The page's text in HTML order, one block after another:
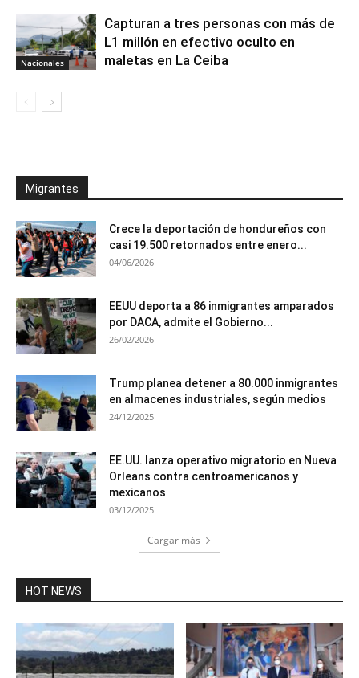
Nacionales
Capturan a tres personas con más de
L1 millón en efectivo oculto en
maletas en La Ceiba
Migrantes
Crece la deportación de hondureños con
casi 19.500 retornados entre enero...
04/06/2026
EEUU deporta a 86 inmigrantes amparados
por DACA, admite el Gobierno...
26/02/2026
Trump planea detener a 80.000 inmigrantes
en almacenes industriales, según medios
24/12/2025
EE.UU. lanza operativo migratorio en Nueva
Orleans contra centroamericanos y
mexicanos
03/12/2025
Cargar más
HOT NEWS